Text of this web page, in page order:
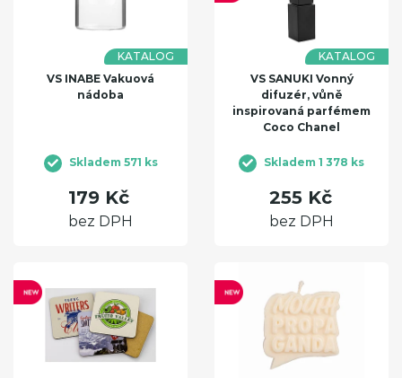
KATALOG
VS INABE Vakuová
nádoba
Skladem 571 ks
179 Kč
bez DPH
KATALOG
VS SANUKI Vonný
difuzér, vůně
inspirovaná parfémem
Coco Chanel
Skladem 1 378 ks
255 Kč
bez DPH